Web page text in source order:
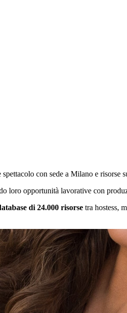
spettacolo con sede a Milano e risorse
loro opportunità lavorative con
di 24.000 risorse tra hostess,